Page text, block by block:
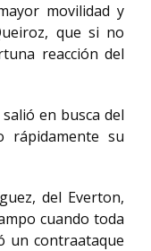
movilidad y
que si no
reacción del
en busca del
su
del Everton,
cuando toda
un contraataque